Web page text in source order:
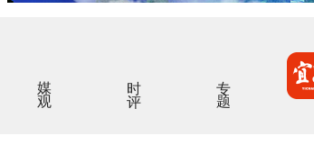
媒观 时评 专题